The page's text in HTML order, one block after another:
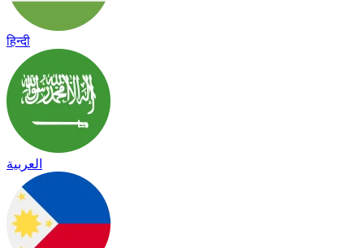
हिन्दी
العربية